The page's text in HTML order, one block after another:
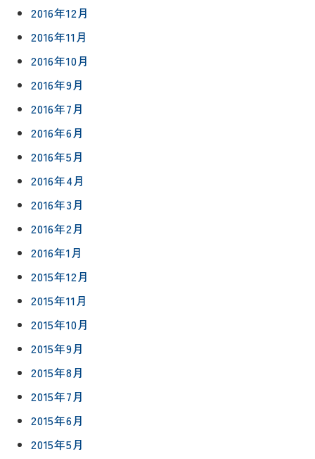
2016年12月
2016年11月
2016年10月
2016年9月
2016年7月
2016年6月
2016年5月
2016年4月
2016年3月
2016年2月
2016年1月
2015年12月
2015年11月
2015年10月
2015年9月
2015年8月
2015年7月
2015年6月
2015年5月